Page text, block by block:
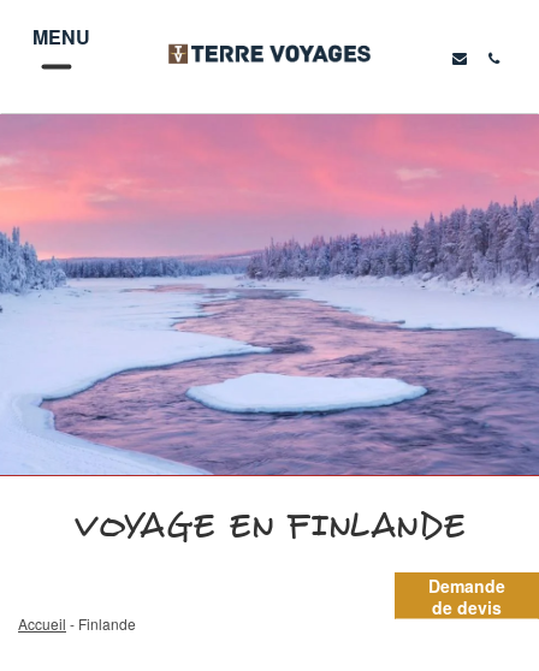
MENU
VOYAGE EN FINLANDE
Accueil - Finlande
Demande
de devis